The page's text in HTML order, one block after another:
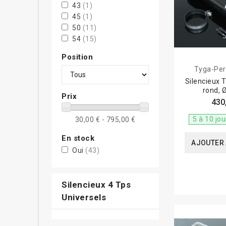
43 (1)
45 (1)
50 (11)
54 (15)
60(6)
75(3)
Position
Prix
30,00 € - 795,00 €
En stock
Oui (43)
Silencieux 4 Tps
Universels
pour les
spécifiques
Les premiers
Les
Les
fibre de
surtout de
Acier
Ce matériau
Tyga-
Silencieux
rond,
5 à 10
AJOUTER